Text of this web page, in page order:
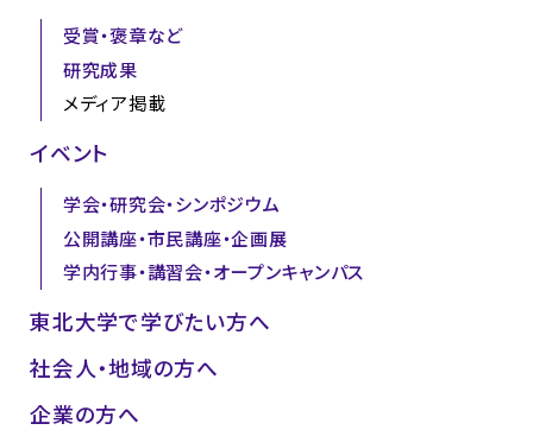
受賞・褒章など
研究成果
メディア掲載
イベント
学会・研究会・シンポジウム
公開講座・市民講座・企画展
学内行事・講習会・オープンキャンパス
東北大学で学びたい方へ
社会人・地域の方へ
企業の方へ